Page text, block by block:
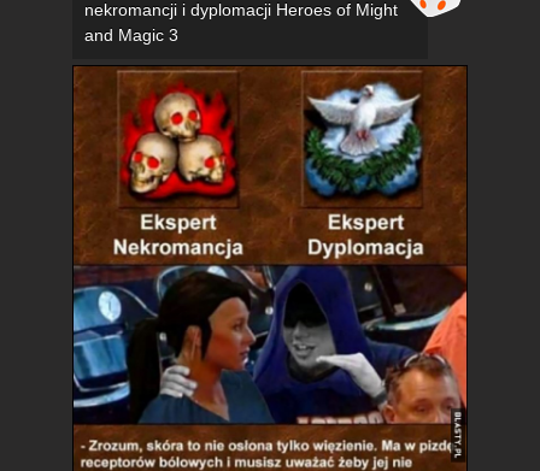
nekromancji i dyplomacji Heroes of Might
and Magic 3